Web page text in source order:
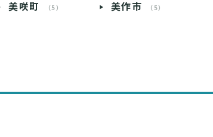
美咲町 （5） 美作市 （5）